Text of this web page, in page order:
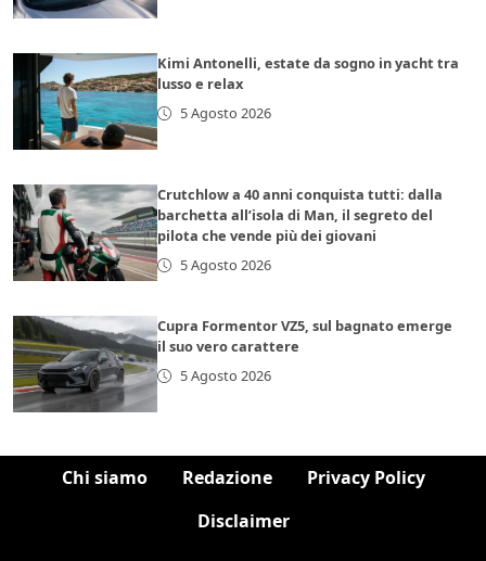
Kimi Antonelli, estate da sogno in yacht tra
lusso e relax
5 Agosto 2026
Crutchlow a 40 anni conquista tutti: dalla
barchetta all’isola di Man, il segreto del
pilota che vende più dei giovani
5 Agosto 2026
Cupra Formentor VZ5, sul bagnato emerge
il suo vero carattere
5 Agosto 2026
Chi siamo Redazione
Privacy Policy
Disclaimer